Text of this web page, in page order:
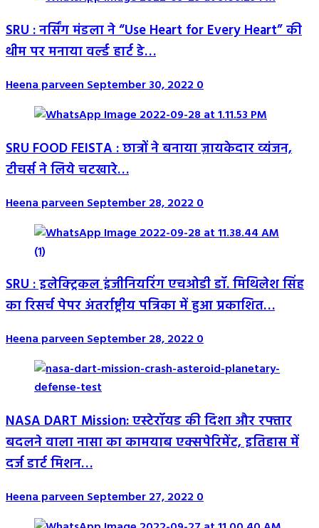
SRU : नर्सिंग मंडला ने “Use Heart for Every Heart” की
थीम पर मनाया वर्ल्ड हार्ट डे…
Heena parveenSeptember 30, 20220
SRU FOOD FEISTA : छात्रों ने बनाया ज़ायकेदार व्यंजन,
टीचर्स ने लिये चटखारे…
Heena parveenSeptember 28, 20220
SRU : इलेक्ट्रिकल इंजीनियरिंग एचओडी डॉ. मिथिलेश सिंह
का रिसर्च पेपर अंतर्राष्ट्रीय पत्रिका में हुआ प्रकाशित…
Heena parveenSeptember 28, 20220
NASA DART Mission: एस्टेरॉयड की दिशा और रफ्तार
बदलने वाला नासा का कामयाब एक्सपेरिमेंट, इतिहास में
दर्ज डार्ट मिशन…
Heena parveenSeptember 27, 20220